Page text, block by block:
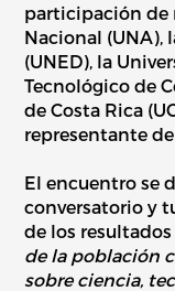
participación de
Nacional (UNA),
(UNED), la
Tecnológico de
de Costa Rica
representante
El encuentro se
conversatorio y
de los
de la población
sobre ciencia,